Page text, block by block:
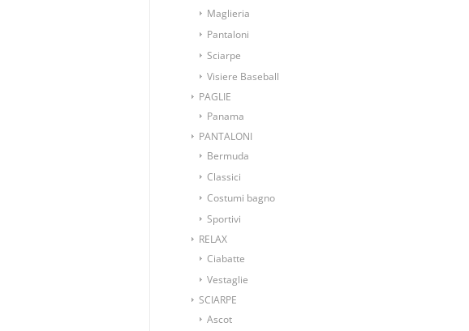
Maglieria
Pantaloni
Sciarpe
Visiere Baseball
PAGLIE
Panama
PANTALONI
Bermuda
Classici
Costumi bagno
Sportivi
RELAX
Ciabatte
Vestaglie
SCIARPE
Ascot